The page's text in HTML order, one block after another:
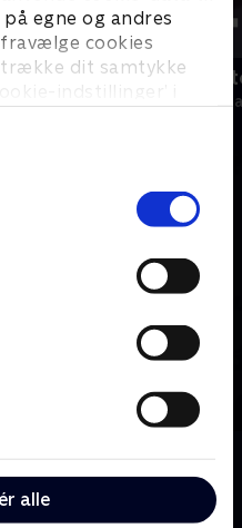
egne og andres
cookies
trække dit samtykke
indstillinger’ i
alle
Nyheder &
Fyn.